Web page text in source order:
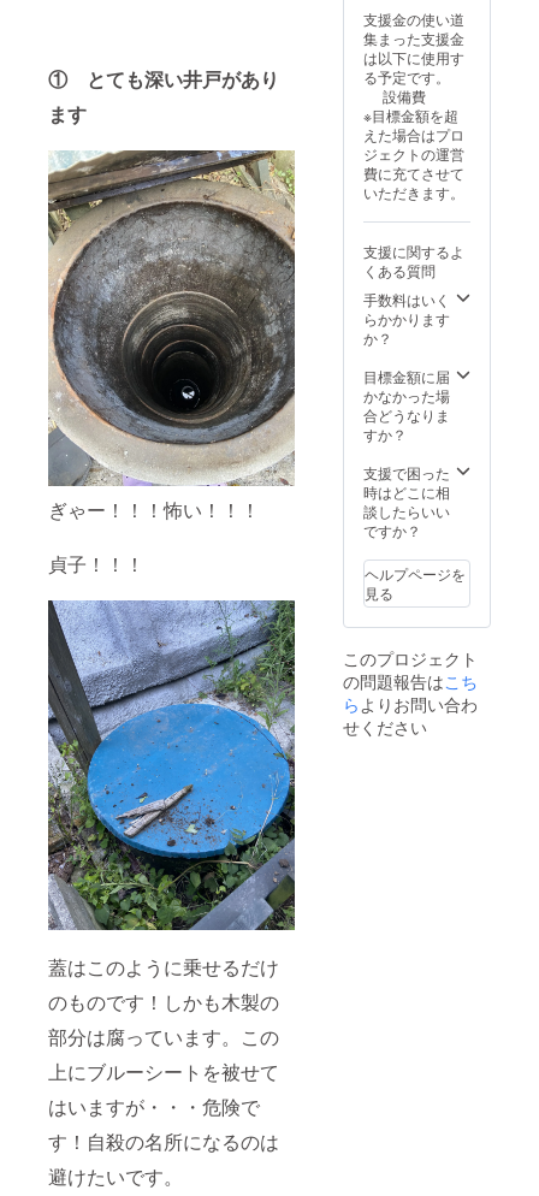
① とても深い井戸があり
ます
ぎゃー！！！怖い！！！
貞子！！！
蓋はこのように乗せるだけ
のものです！しかも木製の
部分は腐っています。この
上にブルーシートを被せて
はいますが・・・危険で
す！自殺の名所になるのは
避けたいです。
メール
にてお
知らせ
いたし
ます
支援金の使い道
集まった支援金
は以下に使用す
る予定です。
設備費
※目標金額を超
えた場合はプロ
ジェクトの運営
費に充てさせて
いただきます。
支援に関するよ
くある質問
手数料はいく
らかかります
か？
目標金額に届
かなかった場
合どうなりま
すか？
支援で困った
時はどこに相
談したらいい
ですか？
ヘルプページを
見る
このプロジェクト
の問題報告はこち
らよりお問い合わ
せください